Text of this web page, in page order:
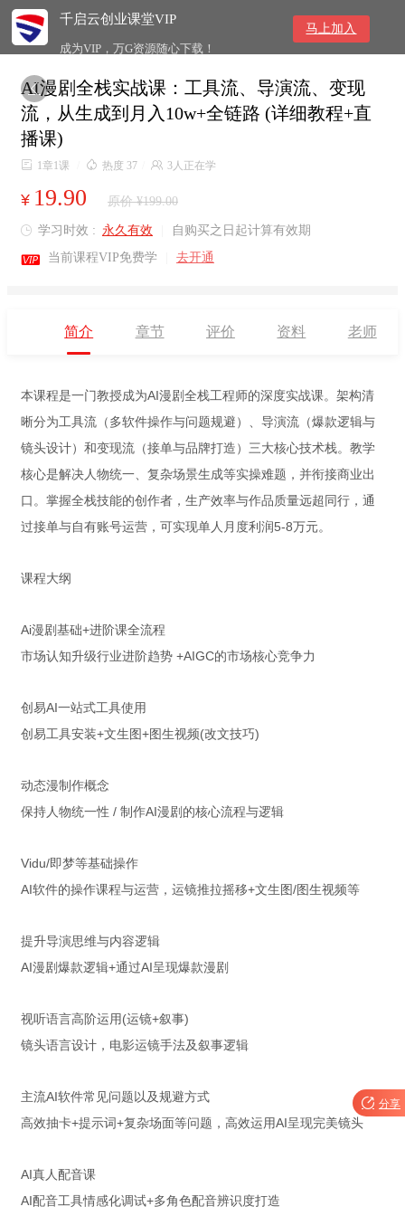
千启云创业课堂VIP
成为VIP，万G资源随心下载！
马上加入

AI漫剧全栈实战课：工具流、导演流、变现
流，从生成到月入10w+全链路 (详细教程+直
播课)
 1章1课  热度 37  3人正在学
¥ 19.90 原价 ¥199.00
 学习时效 : 永久有效 自购买之日起计算有效期
 当前课程VIP免费学 去开通
简介 章节 评价 资料 老师
本课程是一门教授成为AI漫剧全栈工程师的深度实战课。架构清
晰分为工具流（多软件操作与问题规避）、导演流（爆款逻辑与
镜头设计）和变现流（接单与品牌打造）三大核心技术栈。教学
核心是解决人物统一、复杂场景生成等实操难题，并衔接商业出
口。掌握全栈技能的创作者，生产效率与作品质量远超同行，通
过接单与自有账号运营，可实现单人月度利润5-8万元。
课程大纲
Ai漫剧基础+进阶课全流程
市场认知升级行业进阶趋势 +AIGC的市场核心竞争力
创易AI一站式工具使用
创易工具安装+文生图+图生视频(改文技巧)
动态漫制作概念
保持人物统一性 / 制作AI漫剧的核心流程与逻辑
Vidu/即梦等基础操作
AI软件的操作课程与运营，运镜推拉摇移+文生图/图生视频等
提升导演思维与内容逻辑
AI漫剧爆款逻辑+通过AI呈现爆款漫剧
视听语言高阶运用(运镜+叙事)
镜头语言设计，电影运镜手法及叙事逻辑
主流AI软件常见问题以及规避方式
高效抽卡+提示词+复杂场面等问题，高效运用AI呈现完美镜头
AI真人配音课
AI配音工具情感化调试+多角色配音辨识度打造
 分享